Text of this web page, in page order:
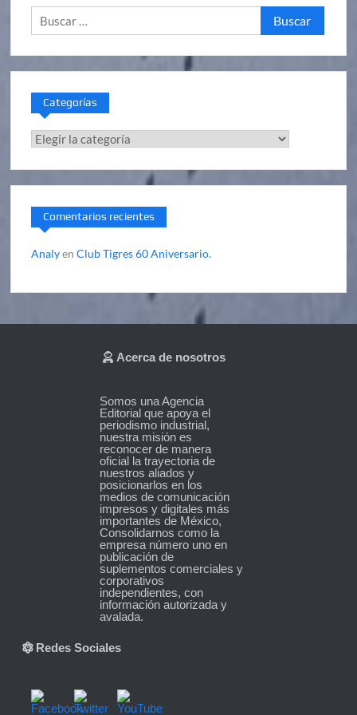
Buscar:
Categorías
Categorías
Comentarios recientes
AnalyenClub Tigres 60 Aniversario.
Acerca de nosotros
Somos una Agencia
Editorial que apoya el
periodismo industrial,
nuestra misión es
reconocer de manera
oficial la trayectoria de
nuestros aliados y
posicionarlos en los
medios de comunicación
impresos y digitales más
importantes de México,
Consolidarnos como la
empresa número uno en
publicación de
suplementos comerciales y
corporativos
independientes, con
información autorizada y
avalada.
Redes Sociales